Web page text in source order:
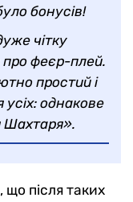
бонусів!
чітку
про феєр-плей.
простий і
однакове
Шахтаря».
після таких